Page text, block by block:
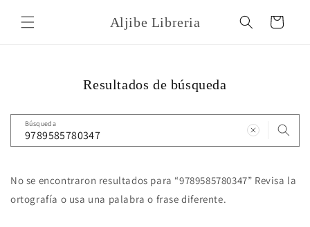
directamente
al contenido
Aljibe Libreria Carrito
Resultados de búsqueda
Búsqueda
No se encontraron resultados para “9789585780347” Revisa la
ortografía o usa una palabra o frase diferente.